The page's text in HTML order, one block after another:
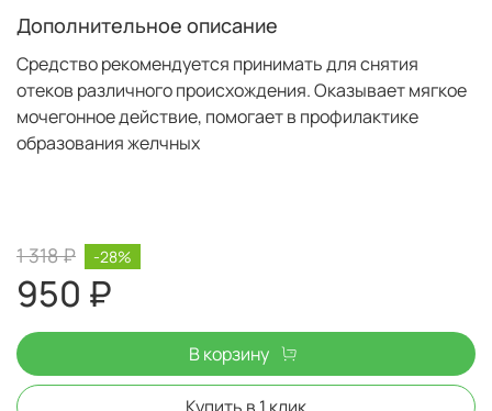
Дополнительное описание
Средство рекомендуется принимать для снятия
отеков различного происхождения. Оказывает мягкое
мочегонное действие, помогает в профилактике
образования желчных
1 318 ₽
950 ₽
-28%
В корзину